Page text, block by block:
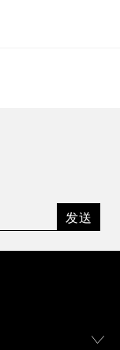
发送